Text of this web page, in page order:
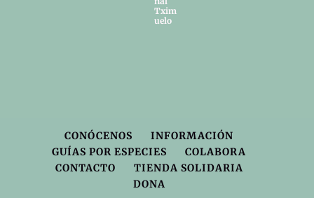
CONÓCENOS
INFORMACIÓN
GUÍAS POR ESPECIES
COLABORA
CONTACTO
TIENDA SOLIDARIA
DONA